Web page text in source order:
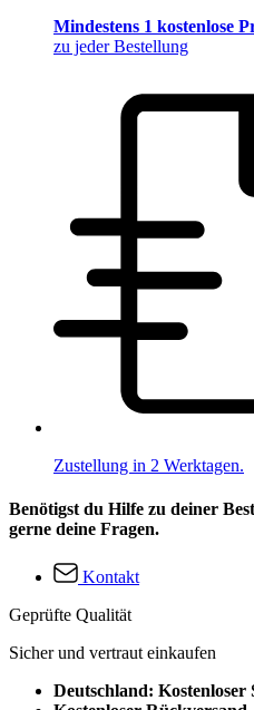
Mindestens 1 kostenlose
zu jeder Bestellung
Zustellung in 2 Werktagen.
Benötigst du Hilfe zu deiner
gerne deine Fragen.
Kontakt
Geprüfte Qualität
Sicher und vertraut einkaufen
Deutschland: Kostenloser